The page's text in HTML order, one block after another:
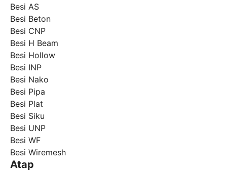
Besi AS
Besi Beton
Besi CNP
Besi H Beam
Besi Hollow
Besi INP
Besi Nako
Besi Pipa
Besi Plat
Besi Siku
Besi UNP
Besi WF
Besi Wiremesh
Atap